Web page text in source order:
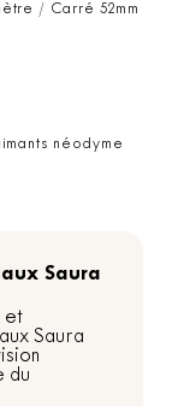
/ Carré 52mm
néodyme
Saura
et
Saura
du